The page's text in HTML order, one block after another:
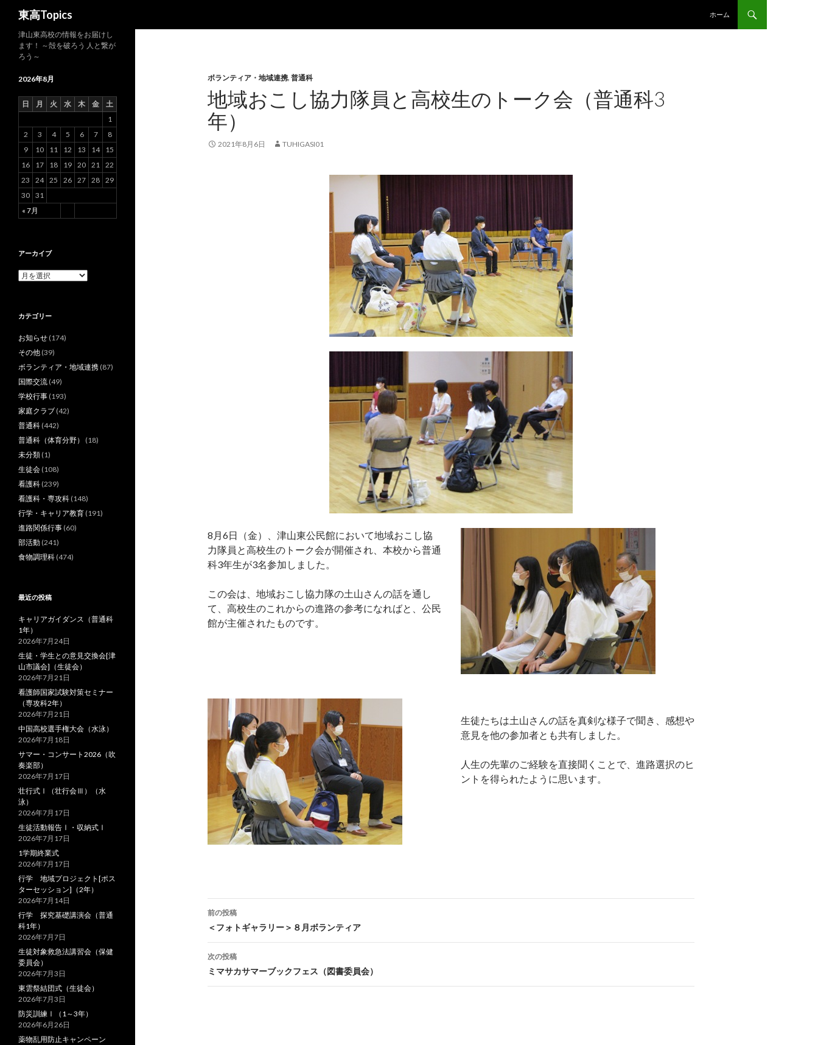
東高Topics
ホーム
ボランティア・地域連携, 普通科
地域おこし協力隊員と高校生のトーク会（普通科3
年）
2021年8月6日 TUHIGASI01
8月6日（金）、津山東公民館において地域おこし協
力隊員と高校生のトーク会が開催され、本校から普通
科3年生が3名参加しました。
この会は、地域おこし協力隊の土山さんの話を通し
て、高校生のこれからの進路の参考になればと、公民
館が主催されたものです。
生徒たちは土山さんの話を真剣な様子で聞き、感想や
意見を他の参加者とも共有しました。
人生の先輩のご経験を直接聞くことで、進路選択のヒ
ントを得られたように思います。
投
稿
ナ
前の投稿
＜フォトギャラリー＞８月ボランティア
次の投稿
ミマサカサマーブックフェス（図書委員会）
津山東高校の情報をお届けし
ます！ ～殻を破ろう 人と繋が
ろう～
2026年8月
日 月 火 水 木 金 土
« 7月
1
2
3 4 5 6 7
8
9
10 11 12 13 14
15
16
17 18 19 20 21 22
23
24 25 26 27 28 29
30 31
アーカイブ
ア
ブ
カテゴリー
お知らせ (174)
その他 (39)
ボランティア・地域連携 (87)
国際交流 (49)
学校行事 (193)
家庭クラブ (42)
普通科 (442)
普通科（体育分野）
(18)
未分類 (1)
生徒会 (108)
看護科 (239)
看護科・専攻科 (148)
行学・キャリア教育 (191)
進路関係行事 (60)
部活動 (241)
食物調理科 (474)
最近の投稿
キャリアガイダンス（普通科
1年）
2026年7月24日
生徒・学生との意見交換会[津
山市議会]（生徒会）
2026年7月21日
看護師国家試験対策セミナー
（専攻科2年）
2026年7月21日
中国高校選手権大会（水泳）
2026年7月18日
サマー・コンサート2026（吹
奏楽部）
2026年7月17日
壮行式Ⅰ（壮行会Ⅲ）（水
泳）
2026年7月17日
生徒活動報告Ⅰ・収納式Ⅰ
2026年7月17日
1学期終業式
2026年7月17日
行学 地域プロジェクト[ポス
ターセッション]（2年）
2026年7月14日
行学 探究基礎講演会（普通
科1年）
2026年7月7日
生徒対象救急法講習会（保健
委員会）
2026年7月3日
東雲祭結団式（生徒会）
2026年7月3日
防災訓練Ⅰ（1～3年）
2026年6月26日
薬物乱用防止キャンペーン